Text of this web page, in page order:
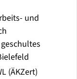
und
(ÄKZert)